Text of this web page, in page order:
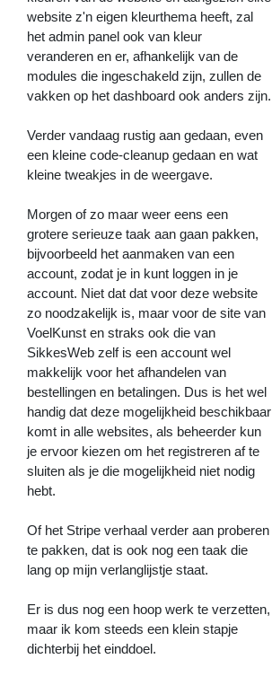
website z'n eigen kleurthema heeft, zal
het admin panel ook van kleur
veranderen en er, afhankelijk van de
modules die ingeschakeld zijn, zullen de
vakken op het dashboard ook anders zijn.
Verder vandaag rustig aan gedaan, even
een kleine code-cleanup gedaan en wat
kleine tweakjes in de weergave.
Morgen of zo maar weer eens een
grotere serieuze taak aan gaan pakken,
bijvoorbeeld het aanmaken van een
account, zodat je in kunt loggen in je
account. Niet dat dat voor deze website
zo noodzakelijk is, maar voor de site van
VoelKunst en straks ook die van
SikkesWeb zelf is een account wel
makkelijk voor het afhandelen van
bestellingen en betalingen. Dus is het wel
handig dat deze mogelijkheid beschikbaar
komt in alle websites, als beheerder kun
je ervoor kiezen om het registreren af te
sluiten als je die mogelijkheid niet nodig
hebt.
Of het Stripe verhaal verder aan proberen
te pakken, dat is ook nog een taak die
lang op mijn verlanglijstje staat.
Er is dus nog een hoop werk te verzetten,
maar ik kom steeds een klein stapje
dichterbij het einddoel.